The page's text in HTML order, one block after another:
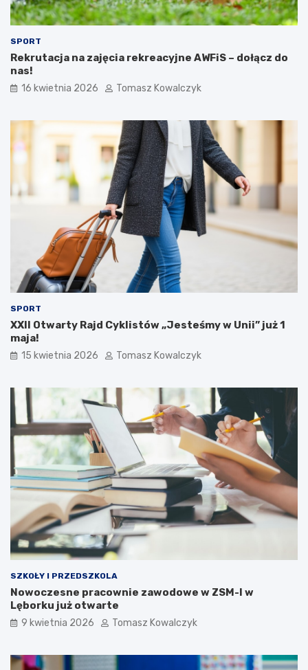
SPORT
Rekrutacja na zajęcia rekreacyjne AWFiS – dołącz do
nas!
16 kwietnia 2026 Tomasz Kowalczyk
SPORT
XXII Otwarty Rajd Cyklistów „Jesteśmy w Unii” już 1
maja!
15 kwietnia 2026 Tomasz Kowalczyk
SZKOŁY I PRZEDSZKOLA
Nowoczesne pracownie zawodowe w ZSM-I w
Lęborku już otwarte
9 kwietnia 2026 Tomasz Kowalczyk